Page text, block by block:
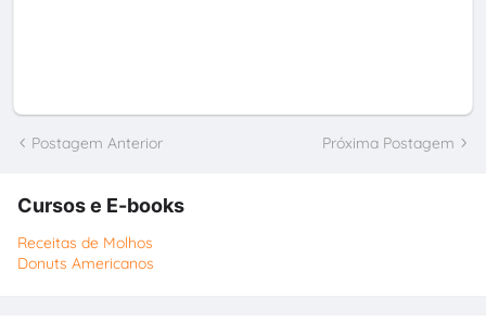
Postagem Anterior Próxima Postagem
Cursos e E-books
Receitas de Molhos
Donuts Americanos